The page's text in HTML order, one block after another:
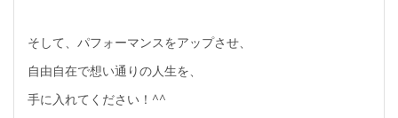
そして、パフォーマンスをアップさせ、
自由自在で想い通りの人生を、
手に入れてください！^^